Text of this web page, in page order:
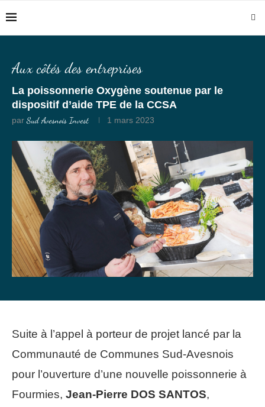
Aux côtés des entreprises
La poissonnerie Oxygène soutenue par le
dispositif d’aide TPE de la CCSA
par Sud Avesnois Invest 1 mars 2023
Suite à l’appel à porteur de projet lancé par la
Communauté de Communes Sud-Avesnois
pour l’ouverture d’une nouvelle poissonnerie à
Fourmies, Jean-Pierre DOS SANTOS,